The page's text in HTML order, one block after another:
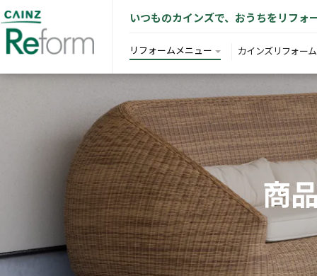
いつものカインズで、おうちをリフォ
リフォームメニュー カインズリフォー
商